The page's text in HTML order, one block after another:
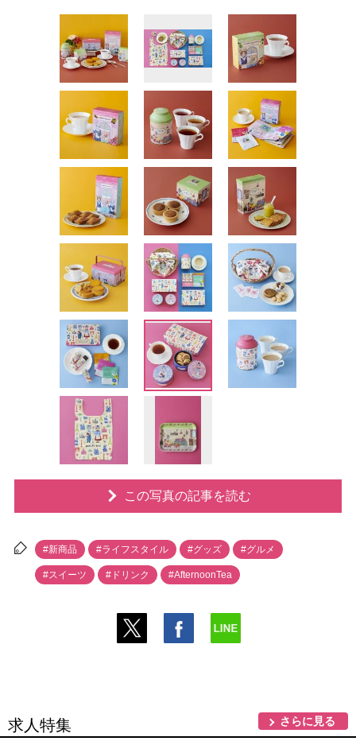
この写真の記事を読む
#新商品 #ライフスタイル #グッズ #グルメ
#スイーツ #ドリンク #AfternoonTea
求人特集 さらに見る